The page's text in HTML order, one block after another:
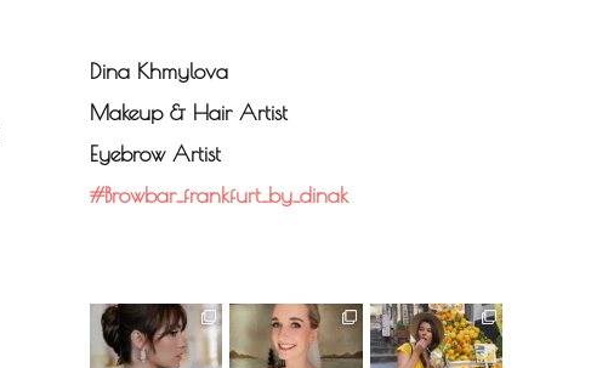
Dina Khmylova
Makeup & Hair Artist
Eyebrow Artist
#browbar_frankfurt_by_dinak